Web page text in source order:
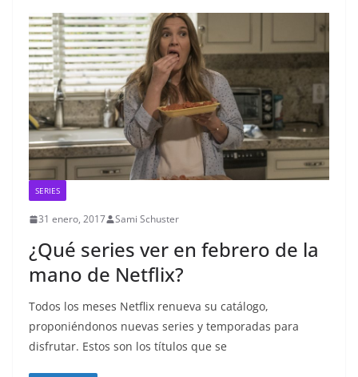
SERIES
31 enero, 2017 Sami Schuster
¿Qué series ver en febrero de la
mano de Netflix?
Todos los meses Netflix renueva su catálogo,
proponiéndonos nuevas series y temporadas para
disfrutar. Estos son los títulos que se